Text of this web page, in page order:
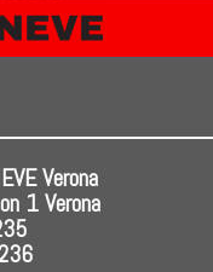
Verona
1 Verona